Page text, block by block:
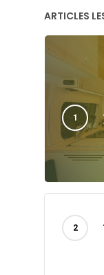
ARTICLES